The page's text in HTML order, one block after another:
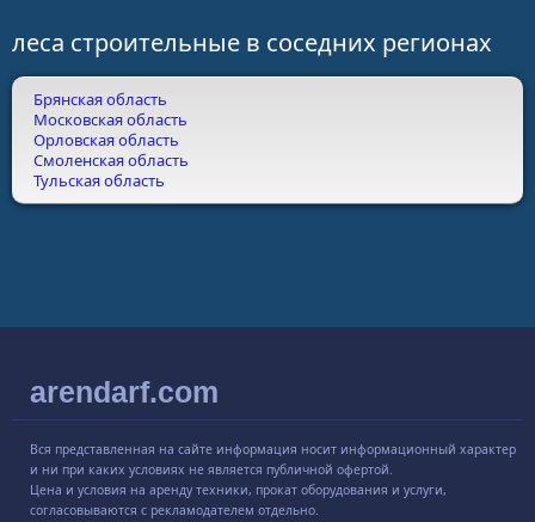
леса строительные в соседних регионах
Брянская область
Московская область
Орловская область
Смоленская область
Тульская область
arendarf.com
Вся представленная на сайте информация носит информационный характер
и ни при каких условиях не является публичной офертой.
Цена и условия на аренду техники, прокат оборудования и услуги,
согласовываются с рекламодателем отдельно.